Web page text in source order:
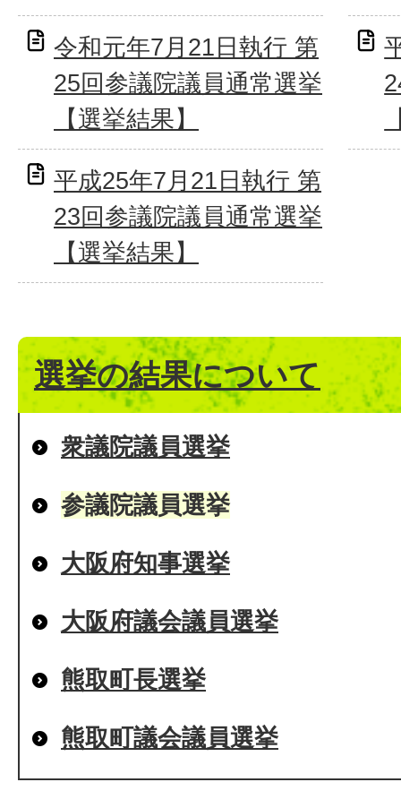
令和元年7月21日執行 第
25回参議院議員通常選挙
【選挙結果】
平成25年7月21日執行 第
23回参議院議員通常選挙
【選挙結果】
選挙の結果について
衆議院議員選挙
参議院議員選挙
大阪府知事選挙
大阪府議会議員選挙
熊取町長選挙
熊取町議会議員選挙